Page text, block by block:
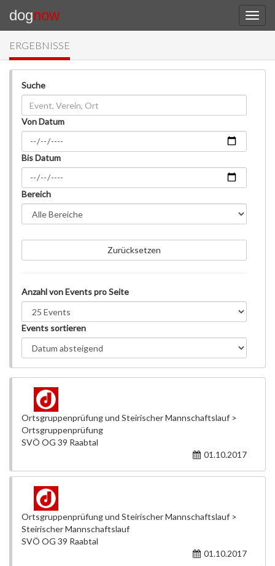
dognow
ERGEBNISSE
Suche
Von Datum
Bis Datum
Bereich
Zurücksetzen
Anzahl von Events pro Seite
Events sortieren
Ortsgruppenprüfung und Steirischer Mannschaftslauf >
Ortsgruppenprüfung
SVÖ OG 39 Raabtal
01.10.2017
Ortsgruppenprüfung und Steirischer Mannschaftslauf >
Steirischer Mannschaftslauf
SVÖ OG 39 Raabtal
01.10.2017